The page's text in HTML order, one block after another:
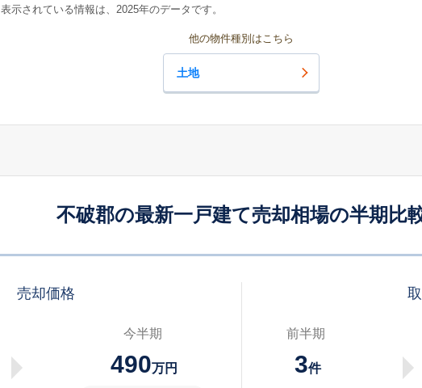
表示されている情報は、2025年のデータです。
他の物件種別はこちら
土地
不破郡の最新一戸建て売却相場の半期比
売却価格
今半期
490万円
前半期
3件